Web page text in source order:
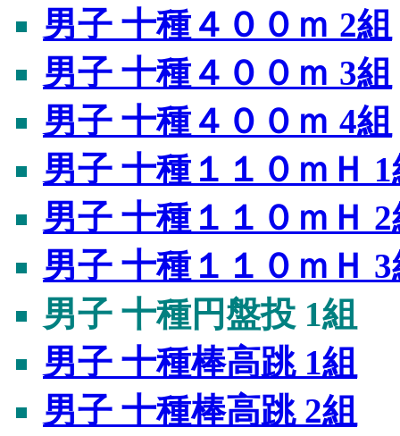
男子 十種４００ｍ 2組
男子 十種４００ｍ 3組
男子 十種４００ｍ 4組
男子 十種１１０ｍＨ
男子 十種１１０ｍＨ
男子 十種１１０ｍＨ
男子 十種円盤投 1組
男子 十種棒高跳 1組
男子 十種棒高跳 2組